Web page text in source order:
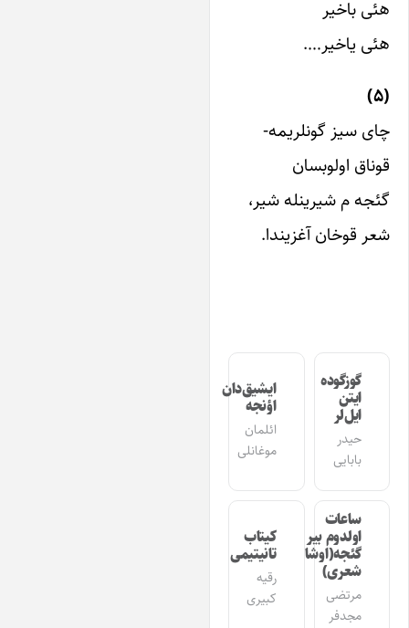
باخیر
یاخیر….
سیز گونلریمه-
اولوبسان
م شیرینله شیر،
قوخان آغزیندا.
گوزگوده
ایل‌لر
بابایی
ایشیق‌دان
اؤنجه
ائلمان
موغانلی
ساعات
اولدوم بیر
گئجه(اوشاق
شعری)
مرتضی
مجدفر
کیتاب
تانیتیمی
کبیری